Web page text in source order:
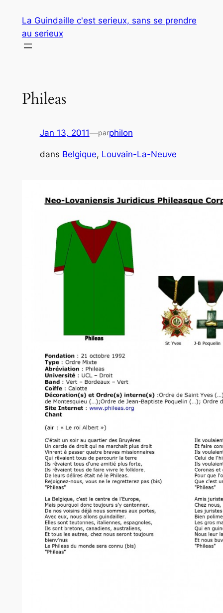
contenu
La Guindaille c'est serieux, sans se prendre
au serieux
Phileas
Jan 13, 2011—parphilon
dans Belgique, Louvain-La-Neuve